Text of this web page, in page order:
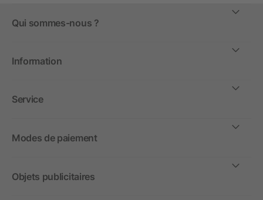
Qui sommes-nous ?
Information
Service
Modes de paiement
Objets publicitaires